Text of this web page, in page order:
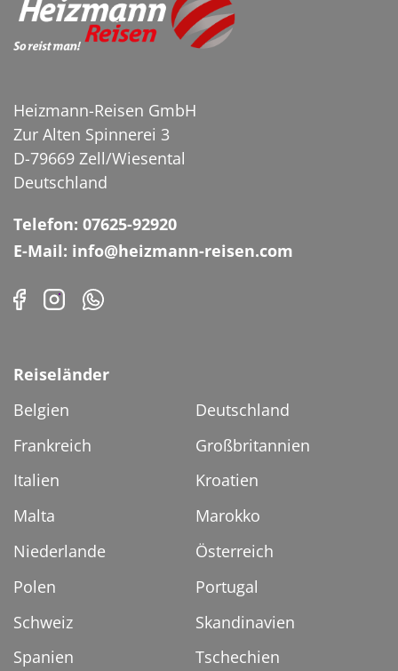
Bregenzer Festspiele
© Bregenzer Festspiele / Anja Köhler
Heizmann-Reisen GmbH
Zur Alten Spinnerei 3
D-79669 Zell/Wiesental
Deutschland
Telefon: 07625-92920
E-Mail: info@heizmann-reisen.com
Reiseländer
Belgien
Deutschland
Frankreich
Großbritannien
Italien
Kroatien
Malta
Marokko
Niederlande
Österreich
Polen
Portugal
Schweiz
Skandinavien
Spanien
Tschechien